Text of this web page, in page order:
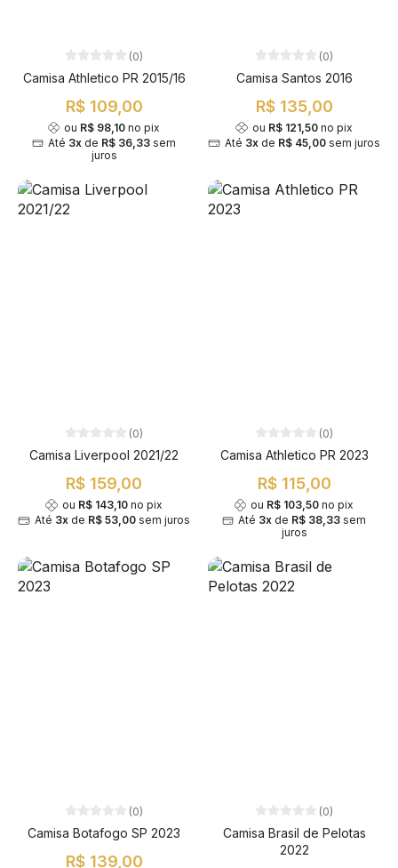
(0)
Camisa Athletico PR 2015/16
R$ 109,00
ou R$ 98,10 no pix
Até 3x de R$ 36,33 sem
juros
(0)
Camisa Santos 2016
R$ 135,00
ou R$ 121,50no pix
Até 3xde R$ 45,00sem juros
(0)
Camisa Liverpool 2021/22
R$ 159,00
ou R$ 143,10no pix
Até 3xde R$ 53,00sem juros
(0)
Camisa Athletico PR 2023
R$ 115,00
ou R$ 103,50 no pix
Até 3x de R$ 38,33 sem
juros
(0)
Camisa Botafogo SP 2023
R$ 139,00
(0)
Camisa Brasil de Pelotas
2022